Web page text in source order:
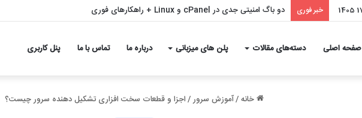
خبر فوری بازیابی سئو با ملی شدن و قطع اینترنت – بازگشت قدرتمند به نتایج گوگل
صفحه اصلی دسته‌های مقالات پلن های میزبانی درباره ما تماس با ما پنل کاربری
خانه/آموزش سرور/اجزا و قطعات سخت افزاری تشکیل دهنده سرور چیست؟